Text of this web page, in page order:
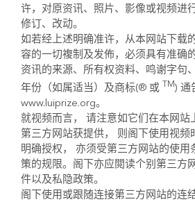
许，对原资讯、照片、影像或视频进
修订、改动。
如若经上述明确准许，从本网站下载
容的一切複制及发佈，必须具有准确
资讯的来源、所有权资料、鸣谢字句
年份（如属适当）及商标(® 或
TM) 通
www.luiprize.org。
就视频而言， 请注意如它们在本网站
第三方网站获提供， 则阁下使用视频
明确授权， 亦须受第三方网站的使用
策的规限。阁下亦应閲读个别第三方
件以及私隐政策。
阁下使用或跟随连接第三方网站的连